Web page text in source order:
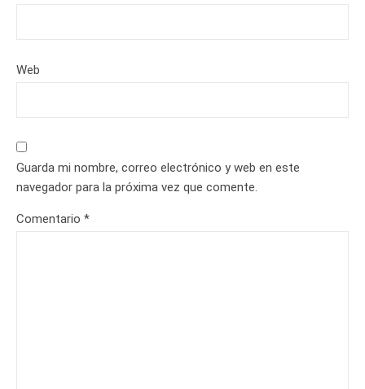
Web
Guarda mi nombre, correo electrónico y web en este
navegador para la próxima vez que comente.
Comentario *